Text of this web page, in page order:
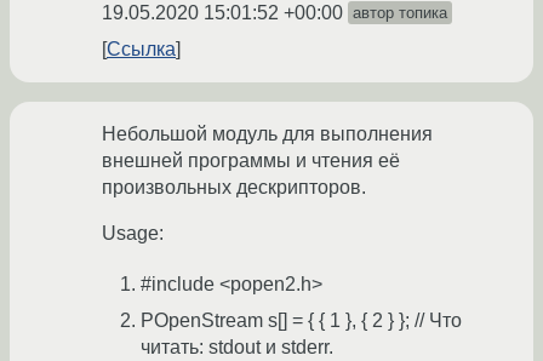
19.05.2020 15:01:52 +00:00 автор топика
Ссылка
Небольшой модуль для выполнения
внешней программы и чтения её
произвольных дескрипторов.
Usage:
#include <popen2.h>
POpenStream s[] = { { 1 }, { 2 } }; // Что
читать: stdout и stderr.